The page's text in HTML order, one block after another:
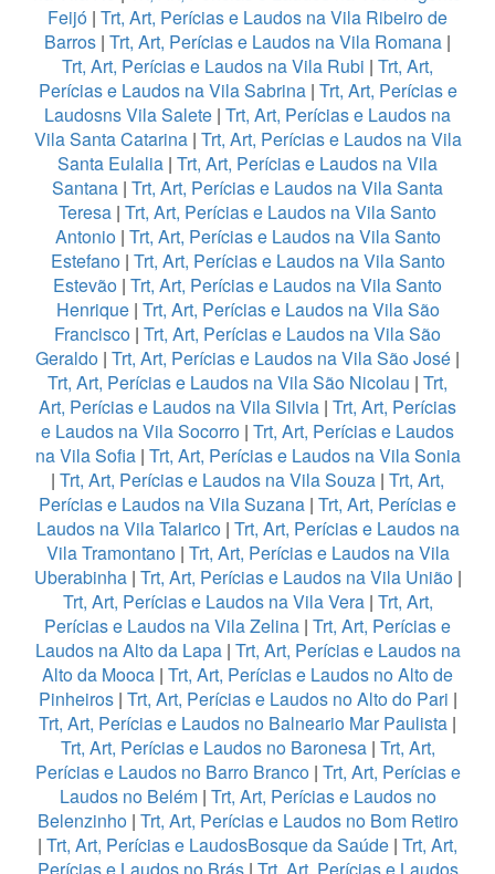
Feijó | Trt, Art, Perícias e Laudos na Vila Ribeiro de
Barros | Trt, Art, Perícias e Laudos na Vila Romana |
Trt, Art, Perícias e Laudos na Vila Rubi | Trt, Art,
Perícias e Laudos na Vila Sabrina| Trt, Art, Perícias e
Laudosns Vila Salete | Trt, Art, Perícias e Laudos na
Vila Santa Catarina| Trt, Art, Perícias e Laudos na Vila
Santa Eulalia | Trt, Art, Perícias e Laudos na Vila
Santana | Trt, Art, Perícias e Laudos na Vila Santa
Teresa | Trt, Art, Perícias e Laudos na Vila Santo
Antonio| Trt, Art, Perícias e Laudos na Vila Santo
Estefano| Trt, Art, Perícias e Laudos na Vila Santo
Estevão | Trt, Art, Perícias e Laudos na Vila Santo
Henrique| Trt, Art, Perícias e Laudos na Vila São
Francisco | Trt, Art, Perícias e Laudos na Vila São
Geraldo | Trt, Art, Perícias e Laudos na Vila São José |
Trt, Art, Perícias e Laudos na Vila São Nicolau | Trt,
Art, Perícias e Laudos na Vila Silvia | Trt, Art, Perícias
e Laudos na Vila Socorro | Trt, Art, Perícias e Laudos
na Vila Sofia| Trt, Art, Perícias e Laudos na Vila Sonia
| Trt, Art, Perícias e Laudos na Vila Souza | Trt, Art,
Perícias e Laudos na Vila Suzana | Trt, Art, Perícias e
Laudos na Vila Talarico| Trt, Art, Perícias e Laudos na
Vila Tramontano| Trt, Art, Perícias e Laudos na Vila
Uberabinha| Trt, Art, Perícias e Laudos na Vila União|
Trt, Art, Perícias e Laudos na Vila Vera| Trt, Art,
Perícias e Laudos na Vila Zelina | Trt, Art, Perícias e
Laudos na Alto da Lapa| Trt, Art, Perícias e Laudos na
Alto da Mooca | Trt, Art, Perícias e Laudos no Alto de
Pinheiros| Trt, Art, Perícias e Laudos no Alto do Pari |
Trt, Art, Perícias e Laudos no Balneario Mar Paulista |
Trt, Art, Perícias e Laudos no Baronesa| Trt, Art,
Perícias e Laudos no Barro Branco| Trt, Art, Perícias e
Laudos no Belém| Trt, Art, Perícias e Laudos no
Belenzinho| Trt, Art, Perícias e Laudos no Bom Retiro
| Trt, Art, Perícias e LaudosBosque da Saúde | Trt, Art,